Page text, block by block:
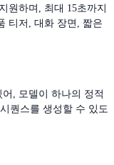
원하며, 최대 15초까지
티저, 대화 장면, 짧은
, 모델이 하나의 정적
퀀스를 생성할 수 있도